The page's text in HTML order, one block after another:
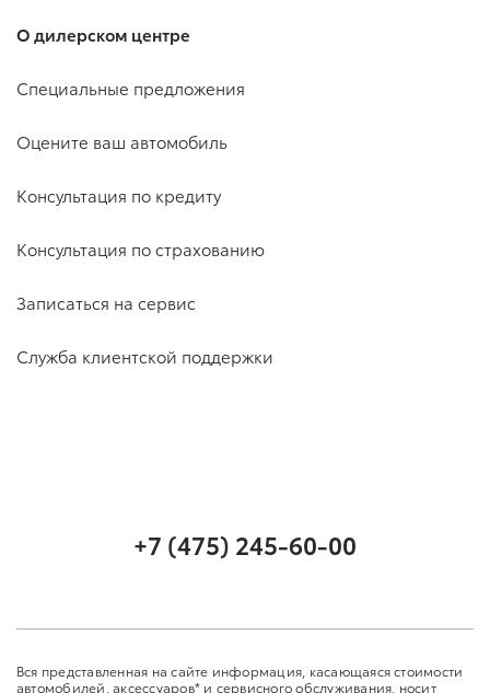
О дилерском центре
Специальные предложения
Оцените ваш автомобиль
Консультация по кредиту
Консультация по страхованию
Записаться на сервис
Служба клиентской поддержки
+7 (475) 245-60-00
Вся представленная на сайте информация, касающаяся стоимости
автомобилей, аксессуаров* и сервисного обслуживания, носит